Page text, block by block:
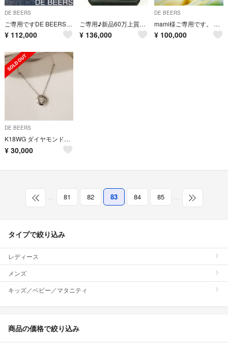
DE BEERS
ご専用ですDE BEERS クラッシックダイヤモンド0.22/G/VS2/3EX
¥ 112,000
ご専用♪新品60万上質ダイヤ1ctパヴェリング12号6月銀座購入、鑑別書付
¥ 136,000
DE BEERS
mami様ご専用です。 DE BEERS トリロジーダイヤモンドリング
¥ 100,000
DE BEERS
K18WG ダイヤモンド ネックレス forevermark フォーエバーマーク
¥ 30,000
… 81 82 83 84 85 …
タイプで絞り込み
レディース
メンズ
キッズ／ベビー／マタニティ
商品の価格で絞り込み